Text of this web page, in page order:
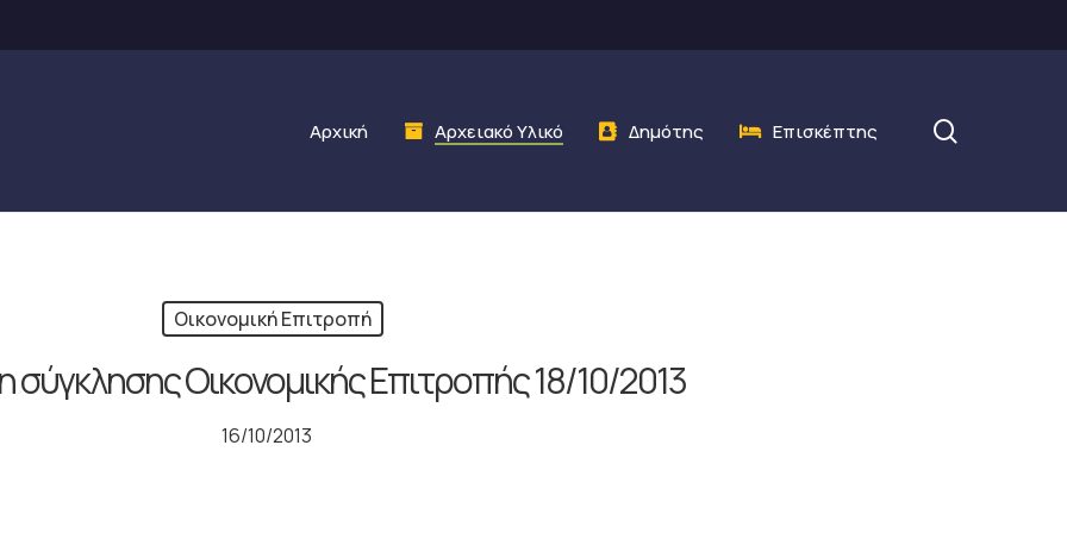
Αρχική Αρχειακό Υλικό Δημότης Επισκέπτης
Οικονομική Επιτροπή
Οικονομικής Επιτροπής 18/10/2013
16/10/2013